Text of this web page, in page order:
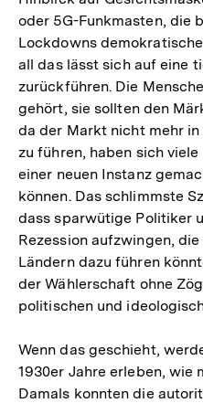
oder 5G-Funkmasten, die
Lockdowns
all das lässt sich auf eine
zurückführen. Die
gehört, sie sollten den
da der Markt nicht mehr
zu führen, haben sich
einer neuen Instanz
können. Das schlimmste
dass sparwütige Politiker
Rezession aufzwingen,
Ländern dazu führen
der Wählerschaft ohne
politischen und
Wenn das geschieht,
1930er Jahre erleben, wie
Damals konnten die